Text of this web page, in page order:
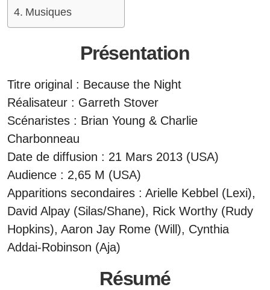
Musiques
Présentation
Titre original : Because the Night
Réalisateur : Garreth Stover
Scénaristes : Brian Young & Charlie
Charbonneau
Date de diffusion : 21 Mars 2013 (USA)
Audience : 2,65 M (USA)
Apparitions secondaires : Arielle Kebbel (Lexi),
David Alpay (Silas/Shane), Rick Worthy (Rudy
Hopkins), Aaron Jay Rome (Will), Cynthia
Addai-Robinson (Aja)
Résumé